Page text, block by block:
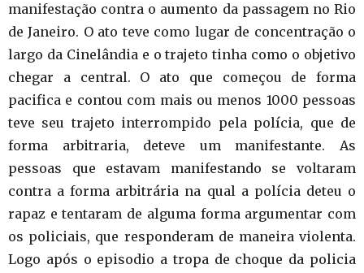
manifestação contra o aumento da passagem no Rio
de Janeiro. O ato teve como lugar de concentração o
largo da Cinelândia e o trajeto tinha como o objetivo
chegar a central. O ato que começou de forma
pacifica e contou com mais ou menos 1000 pessoas
teve seu trajeto interrompido pela polícia, que de
forma arbitraria, deteve um manifestante. As
pessoas que estavam manifestando se voltaram
contra a forma arbitrária na qual a polícia deteu o
rapaz e tentaram de alguma forma argumentar com
os policiais, que responderam de maneira violenta.
Logo após o episodio a tropa de choque da policia